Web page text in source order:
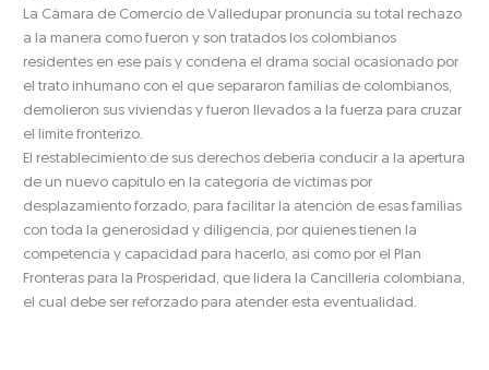
La Cámara de Comercio de Valledupar pronuncia su total rechazo
a la manera como fueron y son tratados los colombianos
residentes en ese país y condena el drama social ocasionado por
el trato inhumano con el que separaron familias de colombianos,
demolieron sus viviendas y fueron llevados a la fuerza para cruzar
el límite fronterizo.
El restablecimiento de sus derechos debería conducir a la apertura
de un nuevo capítulo en la categoría de víctimas por
desplazamiento forzado, para facilitar la atención de esas familias
con toda la generosidad y diligencia, por quienes tienen la
competencia y capacidad para hacerlo, así como por el Plan
Fronteras para la Prosperidad, que lidera la Cancillería colombiana,
el cual debe ser reforzado para atender esta eventualidad.